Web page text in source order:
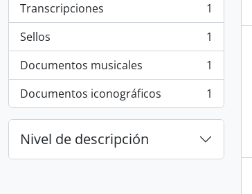
Transcripciones
, 1 resultados
1
Sellos
, 1 resultados
1
Documentos musicales
, 1 resultados
1
Documentos iconográficos
, 1 resultados 1
Nivel de descripción